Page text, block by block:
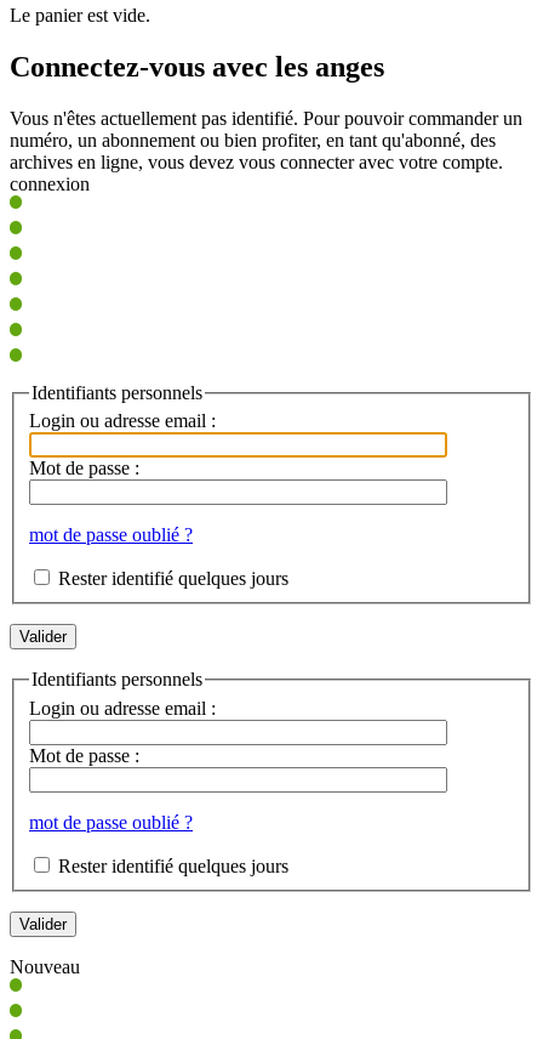
Le panier est vide.
Connectez-vous avec les anges
Vous n'êtes actuellement pas identifié. Pour pouvoir commander un
numéro, un abonnement ou bien profiter, en tant qu'abonné, des
archives en ligne, vous devez vous connecter avec votre compte.
connexion
Identifiants personnels
Login ou adresse email :
Mot de passe :
mot de passe oublié ?
Rester identifié quelques jours
Identifiants personnels
Login ou adresse email :
Mot de passe :
mot de passe oublié ?
Rester identifié quelques jours
Nouveau